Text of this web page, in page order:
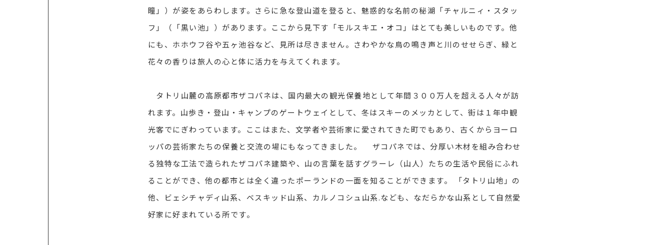
瞳」）が姿をあらわします。さらに急な登山道を登ると、魅惑的な名前の秘湖「チャルニィ・スタッ
フ」（「黒い池」）があります。ここから見下す「モルスキエ・オコ」はとても美しいものです。他
にも、ホホウフ谷や五ヶ池谷など、見所は尽きません。さわやかな鳥の鳴き声と川のせせらぎ、緑と
花々の香りは旅人の心と体に活力を与えてくれます。
タトリ山麓の高原都市ザコパネは、国内最大の観光保養地として年間３００万人を超える人々が訪
れます。山歩き・登山・キャンプのゲートウェイとして、冬はスキーのメッカとして、街は１年中観
光客でにぎわっています。ここはまた、文学者や芸術家に愛されてきた町でもあり、古くからヨーロ
ッパの芸術家たちの保養と交流の場にもなってきました。 ザコパネでは、分厚い木材を組み合わせ
る独特な工法で造られたザコパネ建築や、山の言葉を話すグラーレ（山人）たちの生活や民俗にふれ
ることができ、他の都市とは全く違ったポーランドの一面を知ることができます。 「タトリ山地」の
他、ビェシチャディ山系、ベスキッド山系、カルノコシュ山系.なども、なだらかな山系として自然愛
好家に好まれている所です。